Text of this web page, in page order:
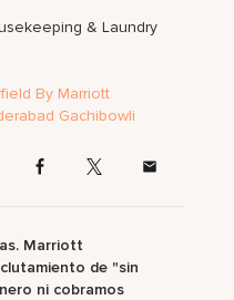
& Laundry
By Marriott
Gachibowli
Marriott
de "sin
ni cobramos